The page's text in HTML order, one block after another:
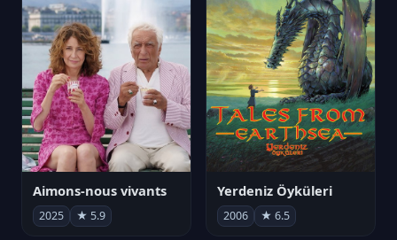
Aimons-nous vivants
2025 ★ 5.9
Yerdeniz Öyküleri
2006 ★ 6.5